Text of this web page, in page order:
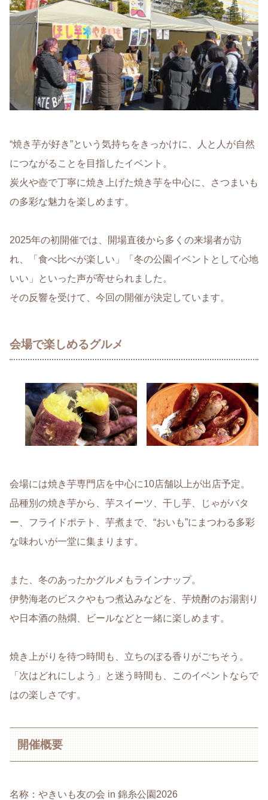
“焼き芋が好き”という気持ちをきっかけに、人と人が自然
につながることを目指したイベント。
炭火や壺で丁寧に焼き上げた焼き芋を中心に、さつまいも
の多彩な魅力を楽しめます。
2025年の初開催では、開場直後から多くの来場者が訪
れ、「食べ比べが楽しい」「冬の公園イベントとして心地
いい」といった声が寄せられました。
その反響を受けて、今回の開催が決定しています。
会場で楽しめるグルメ
会場には焼き芋専門店を中心に10店舗以上が出店予定。
品種別の焼き芋から、芋スイーツ、干し芋、じゃがバタ
ー、フライドポテト、芋煮まで、“おいも”にまつわる多彩
な味わいが一堂に集まります。
また、冬のあったかグルメもラインナップ。
伊勢海老のビスクやもつ煮込みなどを、芋焼酎のお湯割り
や日本酒の熱燗、ビールなどと一緒に楽しめます。
焼き上がりを待つ時間も、立ちのぼる香りがごちそう。
「次はどれにしよう」と迷う時間も、このイベントならで
はの楽しさです。
開催概要
名称：やきいも友の会 in 錦糸公園2026